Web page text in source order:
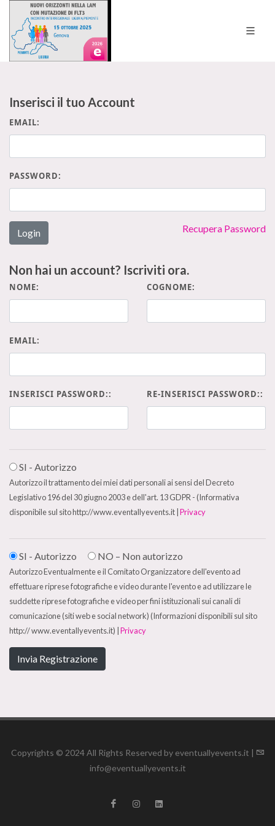
Inserisci il tuo Account
EMAIL:
PASSWORD:
Login Recupera Password
Non hai un account? Iscriviti ora.
NOME: COGNOME:
EMAIL:
INSERISCI PASSWORD:: RE-INSERISCI PASSWORD::
SI - Autorizzo
Autorizzo il trattamento dei miei dati personali ai sensi del Decreto
Legislativo 196 del 30 giugno 2003 e dell'art. 13 GDPR - (Informativa
disponibile sul sito http://www.eventallyevents.it | Privacy
SI - Autorizzo NO – Non autorizzo
Autorizzo Eventualmente e il Comitato Organizzatore dell'evento ad
effettuare riprese fotografiche e video durante l'evento e ad utilizzare le
suddette riprese fotografiche e video per fini istituzionali sui canali di
comunicazione (siti web e social network) (Informazioni disponibili sul sito
http:// www.eventallyevents.it) | Privacy
Invia Registrazione
Copyrights © 2024 All Rights Reserved by eventuallyevents.it |
info@eventuallyevents.it